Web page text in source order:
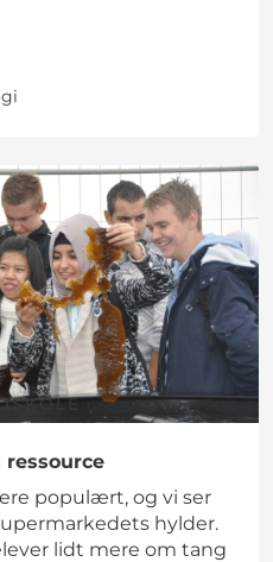
populært, og vi ser
hylder.
lidt mere om tang